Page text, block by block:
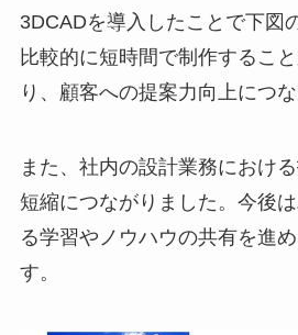
3DCADを導入したことで下図
比較的に短時間で制作するこ
り、顧客への提案力向上につな
また、社内の設計業務におけ
短縮につながりました。今後
る学習やノウハウの共有を進
す。